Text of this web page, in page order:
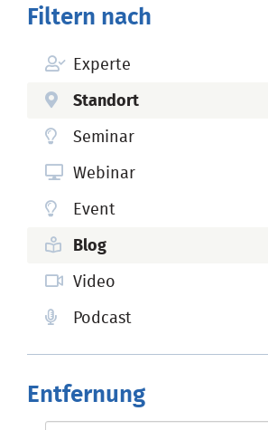
Filtern nach
Experte
Standort
Seminar
Webinar
Event
Blog
Video
Podcast
Entfernung